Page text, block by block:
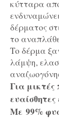
κύτταρα
δέρματος
το
Το δέρμα
λάμψη,
Για μικτές
ευαίσθητες
Με 99%